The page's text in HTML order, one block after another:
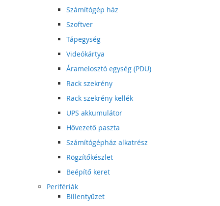
Számítógép ház
Szoftver
Tápegység
Videókártya
Áramelosztó egység (PDU)
Rack szekrény
Rack szekrény kellék
UPS akkumulátor
Hővezető paszta
Számítógépház alkatrész
Rögzítőkészlet
Beépítő keret
Perifériák
Billentyűzet